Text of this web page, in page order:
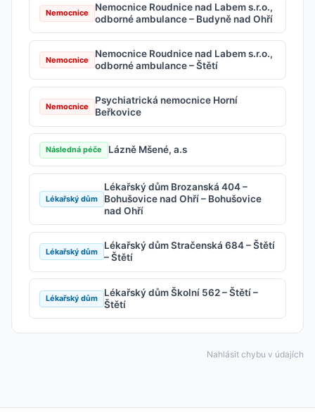
Nemocnice
Nemocnice Roudnice nad Labem s.r.o.,
odborné ambulance – Budyně nad Ohří
Nemocnice
Nemocnice Roudnice nad Labem s.r.o.,
odborné ambulance – Štětí
Nemocnice
Psychiatrická nemocnice Horní
Beřkovice
Následná péče Lázně Mšené, a.s
Lékařský dům
Lékařský dům Brozanská 404 –
Bohušovice nad Ohří – Bohušovice
nad Ohří
Lékařský dům
Lékařský dům Stračenská 684 – Štětí
– Štětí
Lékařský dům
Lékařský dům Školní 562 – Štětí –
Štětí
Nahlásit chybu v údajích